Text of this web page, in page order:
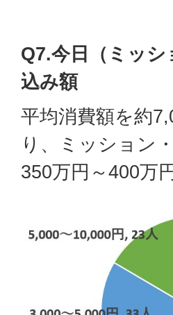
Q7.今日（ミッ
込み額
平均消費額を約
り、ミッション
350万円～400万